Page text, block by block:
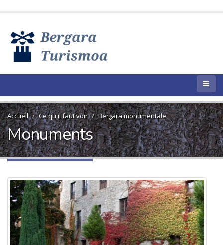
Accueil Ce qu'il faut voir Bergara monumentale
Monuments